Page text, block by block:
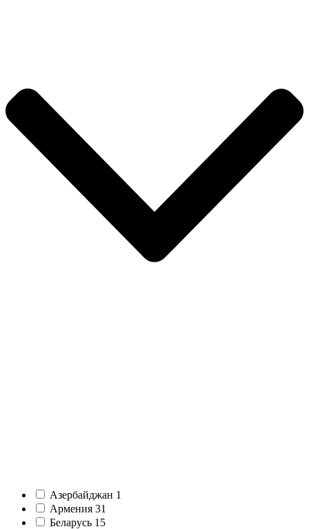
Азербайджан 1
Армения 31
Беларусь 15